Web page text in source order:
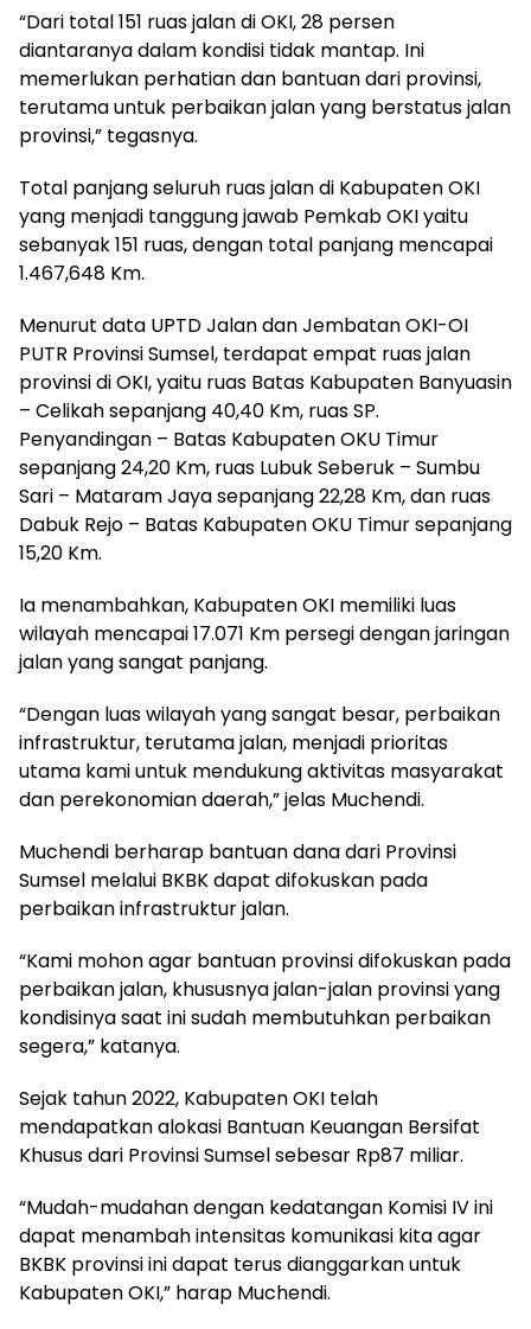
“Dari total 151 ruas jalan di OKI, 28 persen
diantaranya dalam kondisi tidak mantap. Ini
memerlukan perhatian dan bantuan dari provinsi,
terutama untuk perbaikan jalan yang berstatus jalan
provinsi,” tegasnya.
Total panjang seluruh ruas jalan di Kabupaten OKI
yang menjadi tanggung jawab Pemkab OKI yaitu
sebanyak 151 ruas, dengan total panjang mencapai
1.467,648 Km.
Menurut data UPTD Jalan dan Jembatan OKI-OI
PUTR Provinsi Sumsel, terdapat empat ruas jalan
provinsi di OKI, yaitu ruas Batas Kabupaten Banyuasin
– Celikah sepanjang 40,40 Km, ruas SP.
Penyandingan – Batas Kabupaten OKU Timur
sepanjang 24,20 Km, ruas Lubuk Seberuk – Sumbu
Sari – Mataram Jaya sepanjang 22,28 Km, dan ruas
Dabuk Rejo – Batas Kabupaten OKU Timur sepanjang
15,20 Km.
Ia menambahkan, Kabupaten OKI memiliki luas
wilayah mencapai 17.071 Km persegi dengan jaringan
jalan yang sangat panjang.
“Dengan luas wilayah yang sangat besar, perbaikan
infrastruktur, terutama jalan, menjadi prioritas
utama kami untuk mendukung aktivitas masyarakat
dan perekonomian daerah,” jelas Muchendi.
Muchendi berharap bantuan dana dari Provinsi
Sumsel melalui BKBK dapat difokuskan pada
perbaikan infrastruktur jalan.
“Kami mohon agar bantuan provinsi difokuskan pada
perbaikan jalan, khususnya jalan-jalan provinsi yang
kondisinya saat ini sudah membutuhkan perbaikan
segera,” katanya.
Sejak tahun 2022, Kabupaten OKI telah
mendapatkan alokasi Bantuan Keuangan Bersifat
Khusus dari Provinsi Sumsel sebesar Rp87 miliar.
“Mudah-mudahan dengan kedatangan Komisi IV ini
dapat menambah intensitas komunikasi kita agar
BKBK provinsi ini dapat terus dianggarkan untuk
Kabupaten OKI,” harap Muchendi.